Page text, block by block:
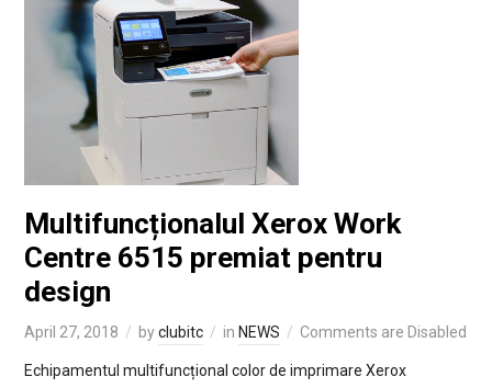
Multifuncționalul Xerox Work
Centre 6515 premiat pentru
design
April 27, 2018 byclubitc in NEWS Comments are Disabled
Echipamentul multifuncțional color de imprimare Xerox